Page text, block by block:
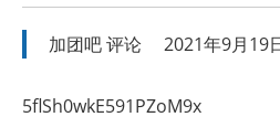
加团吧评论 2021年9月19
5flSh0wkE591PZoM9x